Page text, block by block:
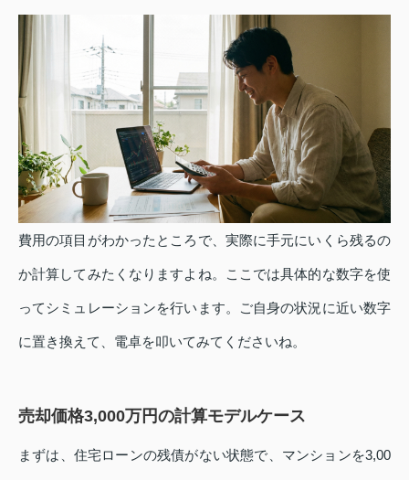
費用の項目がわかったところで、実際に手元にいくら残るの
か計算してみたくなりますよね。ここでは具体的な数字を使
ってシミュレーションを行います。ご自身の状況に近い数字
に置き換えて、電卓を叩いてみてくださいね。
売却価格3,000万円の計算モデルケース
まずは、住宅ローンの残債がない状態で、マンションを3,00